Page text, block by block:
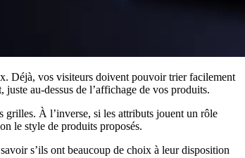
Déjà, vos visiteurs doivent pouvoir trier facilement
au-dessus de l’affichage de vos produits.
grilles. À l’inverse, si les attributs jouent un rôle
le style de produits proposés.
s’ils ont beaucoup de choix à leur disposition